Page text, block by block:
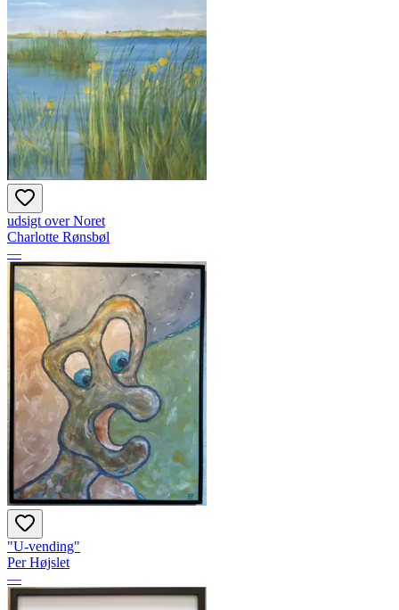
udsigt over Noret
Charlotte Rønsbøl
—
"U-vending"
Per Højslet
—